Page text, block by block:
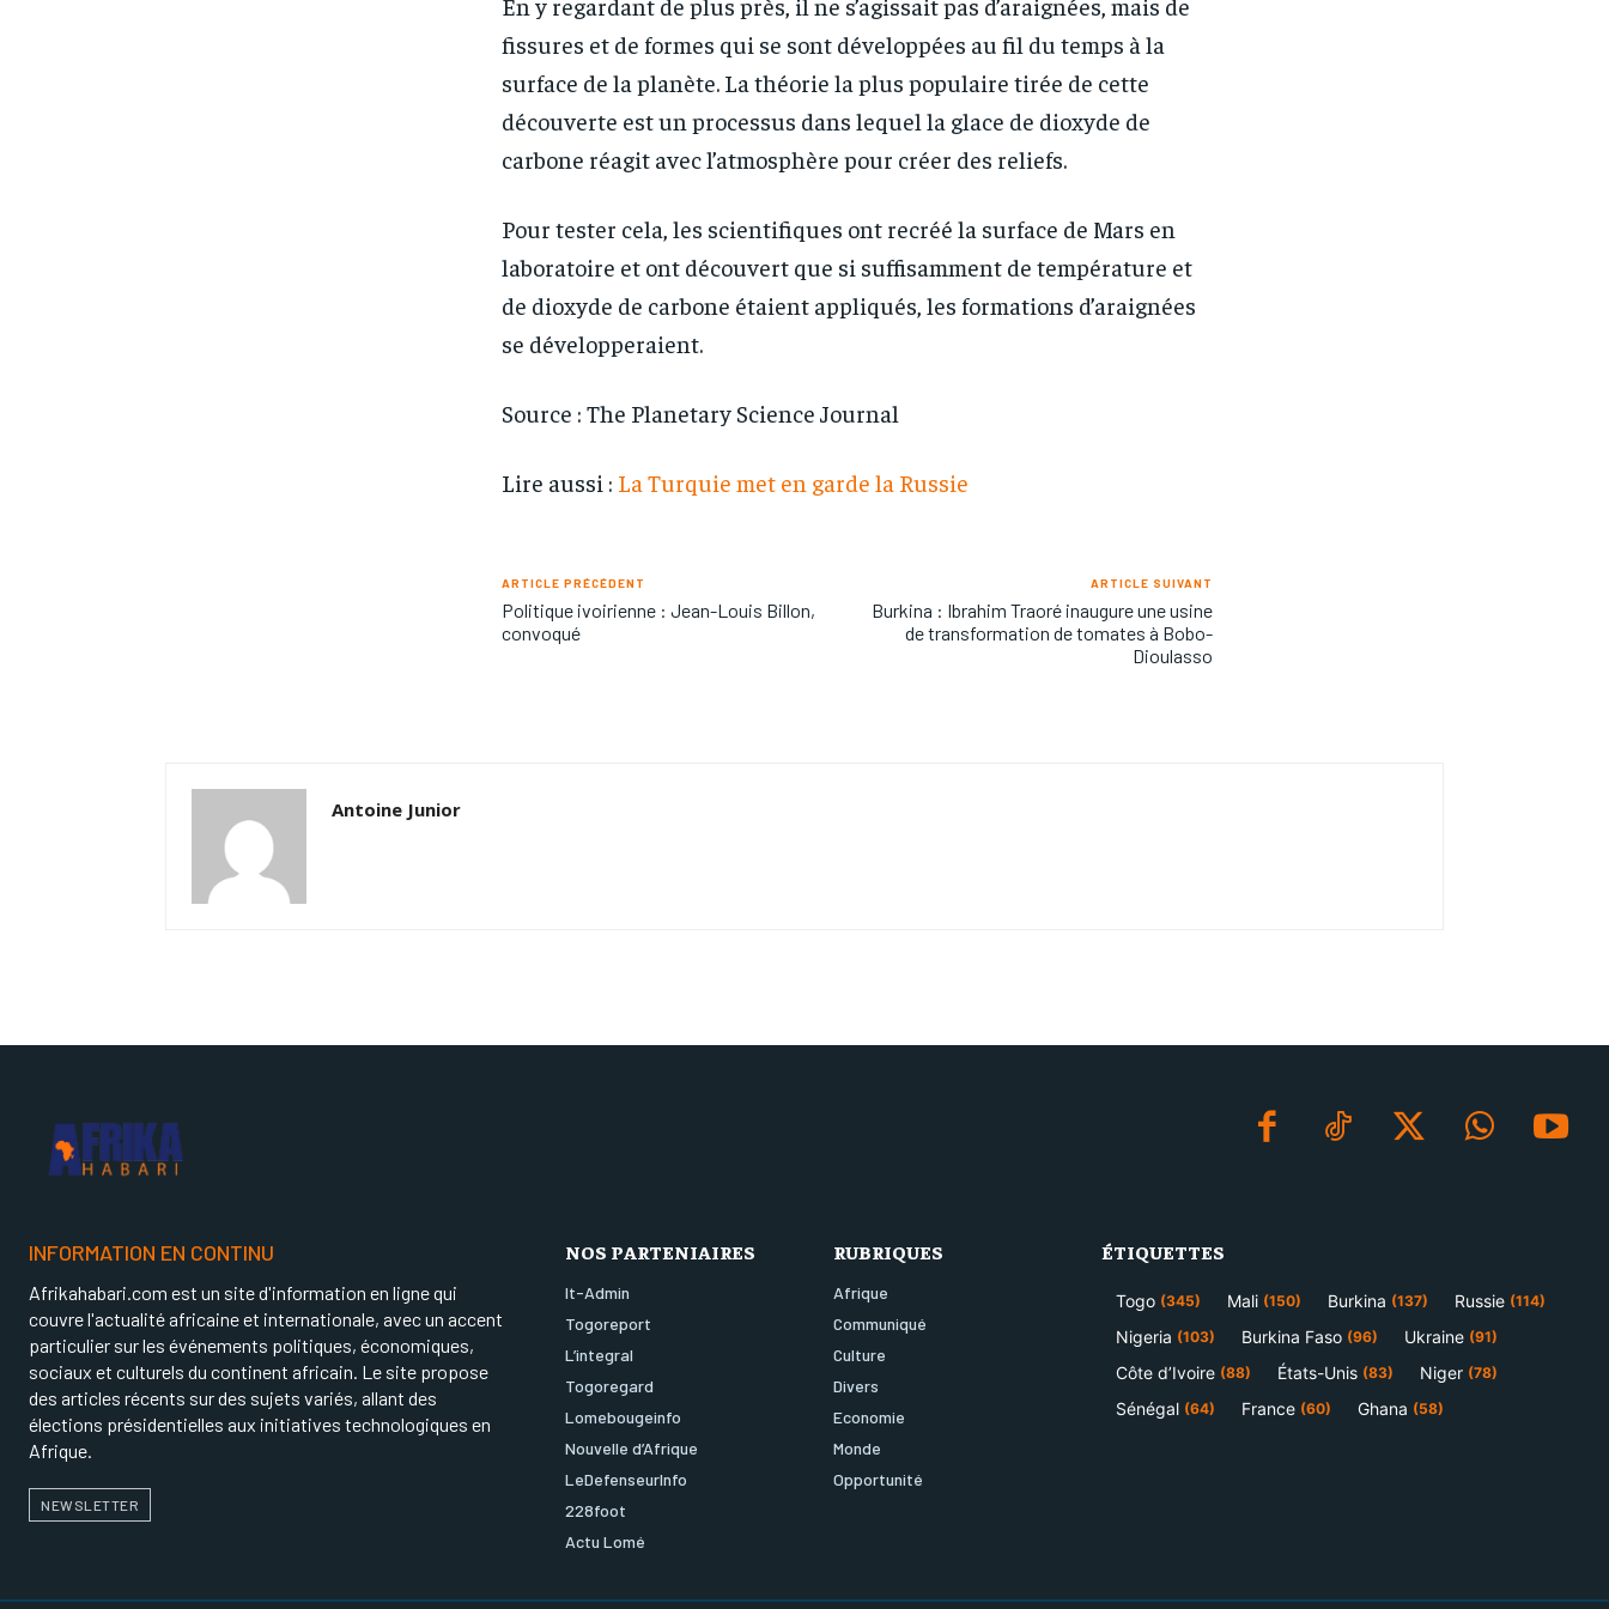
fissures et de formes qui se sont développées au fil du temps à la
surface de la planète. La théorie la plus populaire tirée de cette
découverte est un processus dans lequel la glace de dioxyde de
carbone réagit avec l’atmosphère pour créer des reliefs.
Pour tester cela, les scientifiques ont recréé la surface de Mars en
laboratoire et ont découvert que si suffisamment de température et
de dioxyde de carbone étaient appliqués, les formations d’araignées
se développeraient.
Source : The Planetary Science Journal
Lire aussi : La Turquie met en garde la Russie
ARTICLE PRÉCÉDENT
Politique ivoirienne : Jean-Louis Billon,
convoqué
ARTICLE SUIVANT
Burkina : Ibrahim Traoré inaugure une usine
de transformation de tomates à Bobo-
Dioulasso
Antoine Junior
INFORMATION EN CONTINU
Afrikahabari.com est un site d'information en ligne qui
couvre l'actualité africaine et internationale, avec un accent
particulier sur les événements politiques, économiques,
sociaux et culturels du continent africain. Le site propose
des articles récents sur des sujets variés, allant des
élections présidentielles aux initiatives technologiques en
Afrique.
NEWSLETTER
NOS PARTENIAIRES
It-Admin
Togoreport
L’integral
Togoregard
Lomebougeinfo
Nouvelle d’Afrique
LeDefenseurInfo
228foot
Actu Lomé
RUBRIQUES
Afrique
Communiqué
Culture
Divers
Economie
Monde
Opportunité
ÉTIQUETTES
Togo (345) Mali (150) Burkina (137) Russie (114)
Nigeria (103) Burkina Faso (96) Ukraine (91)
Côte d’Ivoire (88) États-Unis (83) Niger (78)
Sénégal (64) France (60) Ghana (58)